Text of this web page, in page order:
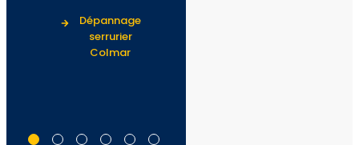
Dépannage
serrurier
Colmar